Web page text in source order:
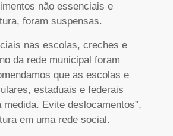
não essenciais e
foram suspensas.
nas escolas, creches e
da rede municipal foram
que as escolas e
estaduais e federais
Evite deslocamentos”,
em uma rede social.